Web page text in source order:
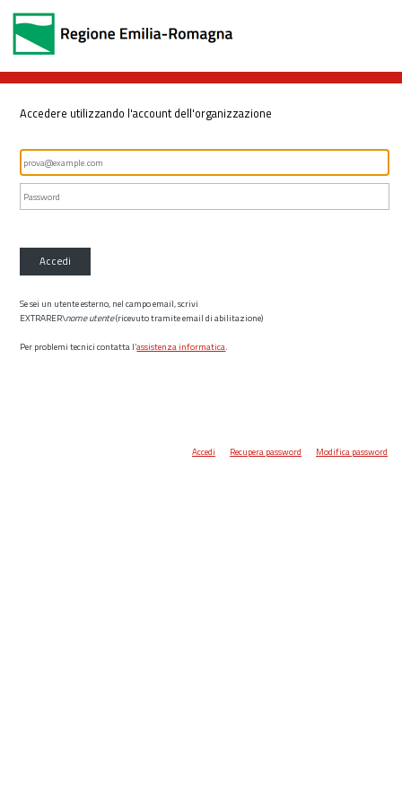
Accedere utilizzando l'account dell'organizzazione
Accedi
Se sei un utente esterno, nel campo email, scrivi
EXTRARER\nome utente(ricevuto tramite email di abilitazione)
Per problemi tecnici contatta l’assistenza informatica.
Accedi Recupera password Modifica password